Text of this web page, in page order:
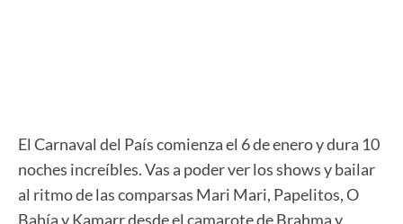
El Carnaval del País comienza el 6 de enero y dura 10
noches increíbles. Vas a poder ver los shows y bailar
al ritmo de las comparsas Mari Mari, Papelitos, O
Bahía y Kamarr desde el camarote de Brahma y